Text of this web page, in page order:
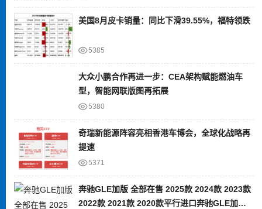
美国8月皮卡销量：同比下滑39.55%，福特领跌
5385
大众小鹏合作再进一步：CEA架构赋能燃油车
型，智能网联版图再拓展
5380
奇瑞新能源阵容亮相香港车博会，全球化战略再
提速
5371
奔驰GLE加版 全部在售 2025款 2024款 2023款
2022款 2021款 2020款平行进口奔驰GLE加版